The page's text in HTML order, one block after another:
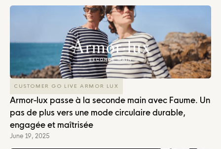
CUSTOMER GO LIVE ARMOR LUX
Armor-lux passe à la seconde main avec Faume. Un
pas de plus vers une mode circulaire durable,
engagée et maîtrisée
June 19, 2025